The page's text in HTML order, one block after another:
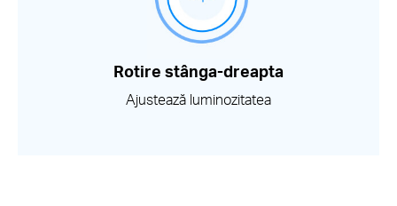
Rotire stânga-dreapta
Ajustează luminozitatea